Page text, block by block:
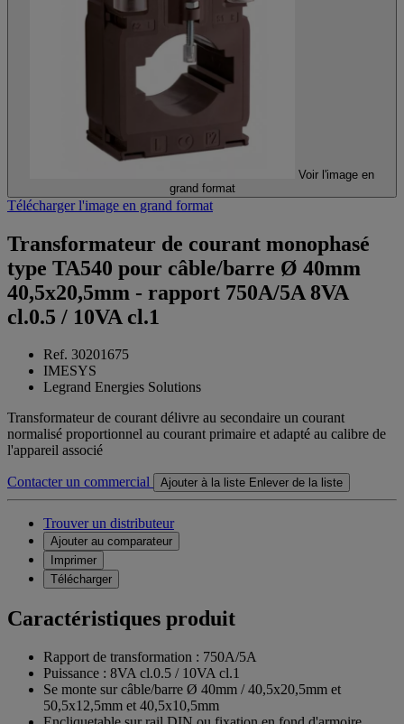
Voir l'image en
grand format
Télécharger l'image en grand format
Transformateur de courant monophasé
type TA540 pour câble/barre Ø 40mm
40,5x20,5mm - rapport 750A/5A 8VA
cl.0.5 / 10VA cl.1
Ref. 30201675
IMESYS
Legrand Energies Solutions
Transformateur de courant délivre au secondaire un courant
normalisé proportionnel au courant primaire et adapté au calibre de
l'appareil associé
Contacter un commercial Ajouter à la liste Enlever de la liste
Trouver un distributeur
Ajouter au comparateur
Imprimer
Télécharger
Caractéristiques produit
Rapport de transformation : 750A/5A
Puissance : 8VA cl.0.5 / 10VA cl.1
Se monte sur câble/barre Ø 40mm / 40,5x20,5mm et
50,5x12,5mm et 40,5x10,5mm